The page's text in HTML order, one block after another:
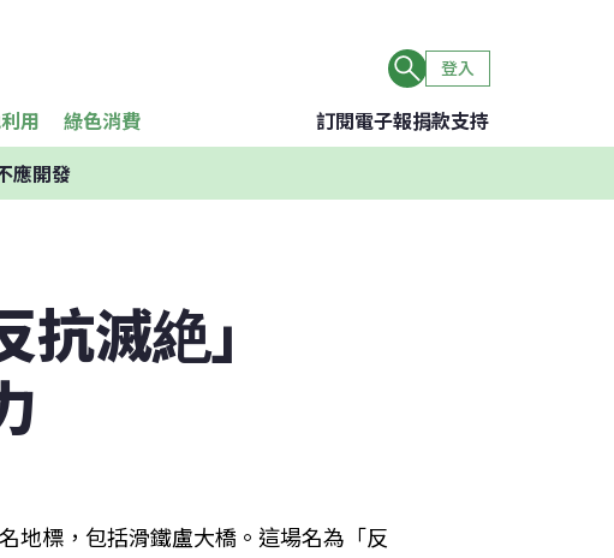
登入
用 綠色消費 訂閱電子報捐款支持
應開發
滅絶」
地標，包括滑鐵盧大橋。這場名為「反